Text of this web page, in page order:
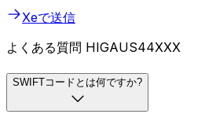
Xeで送信
よくある質問 HIGAUS44XXX
SWIFTコードとは何ですか?